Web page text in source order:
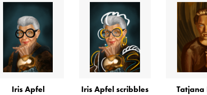
Iris Apfel Iris Apfel scribbles Tatjana